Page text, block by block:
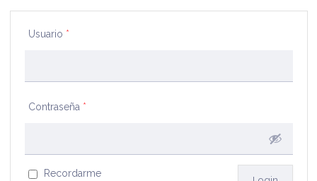
Usuario *
Contraseña *
Recordarme